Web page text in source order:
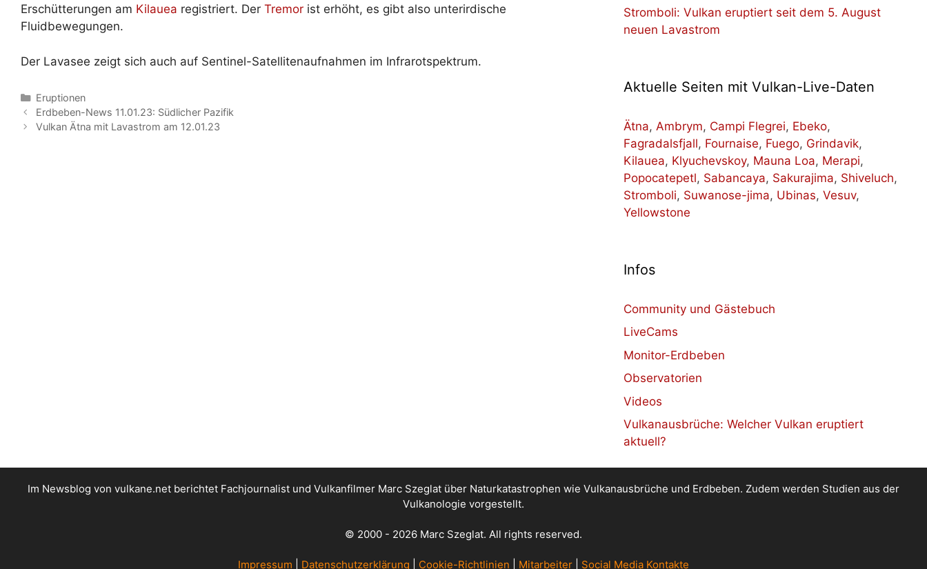
Erschütterungen am Kilauea registriert. Der Tremor ist erhöht, es gibt also unterirdische
Fluidbewegungen.
Der Lavasee zeigt sich auch auf Sentinel-Satellitenaufnahmen im Infrarotspektrum.
Kategorien
Eruptionen
Erdbeben-News 11.01.23: Südlicher Pazifik
Vulkan Ätna mit Lavastrom am 12.01.23
Stromboli: Vulkan eruptiert seit dem 5. August
neuen Lavastrom
Aktuelle Seiten mit Vulkan-Live-Daten
Ätna, Ambrym, Campi Flegrei, Ebeko,
Fagradalsfjall, Fournaise, Fuego, Grindavik,
Kilauea, Klyuchevskoy, Mauna Loa, Merapi,
Popocatepetl, Sabancaya, Sakurajima, Shiveluch,
Stromboli, Suwanose-jima, Ubinas, Vesuv,
Yellowstone
Infos
Community und Gästebuch
LiveCams
Monitor-Erdbeben
Observatorien
Videos
Vulkanausbrüche: Welcher Vulkan eruptiert
aktuell?
Im Newsblog von vulkane.net berichtet Fachjournalist und Vulkanfilmer Marc Szeglat über Naturkatastrophen wie Vulkanausbrüche und Erdbeben. Zudem werden Studien aus der
Vulkanologie vorgestellt.
© 2000 - 2026 Marc Szeglat. All rights reserved.
Impressum Datenschutzerklärung Cookie-Richtlinien Mitarbeiter Social Media Kontakte